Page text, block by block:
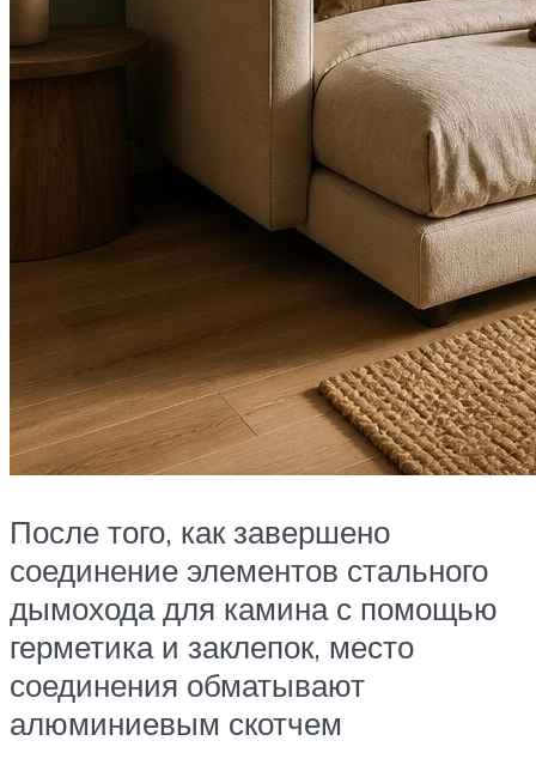
После того, как завершено
соединение элементов стального
дымохода для камина с помощью
герметика и заклепок, место
соединения обматывают
алюминиевым скотчем